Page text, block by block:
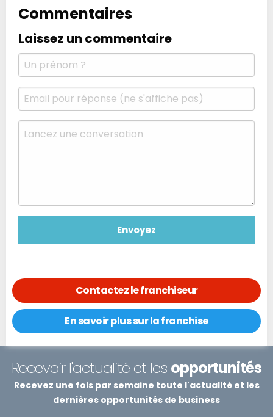
Commentaires
Laissez un commentaire
Contactez le franchiseur
En savoir plus sur la franchise
Recevoir l'actualité et les opportunités
Recevez une fois par semaine toute l'actualité et les
dernières opportunités de business